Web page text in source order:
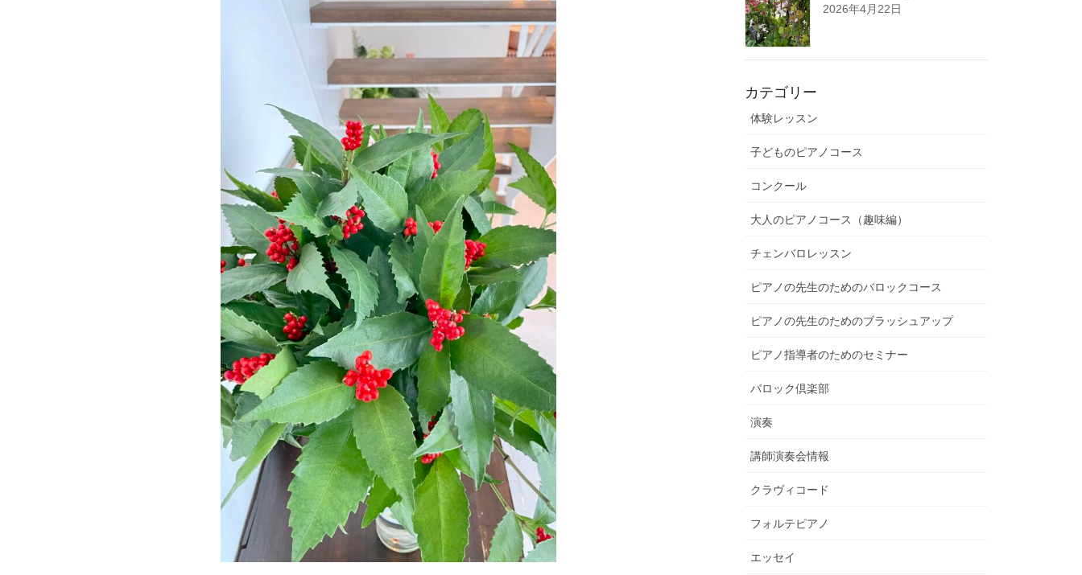
2026年4月22日
カテゴリー
体験レッスン
子どものピアノコース
コンクール
大人のピアノコース（趣味編）
チェンバロレッスン
ピアノの先生のためのバロックコース
ピアノの先生のためのブラッシュアップ
ピアノ指導者のためのセミナー
バロック倶楽部
演奏
講師演奏会情報
クラヴィコード
フォルテピアノ
エッセイ